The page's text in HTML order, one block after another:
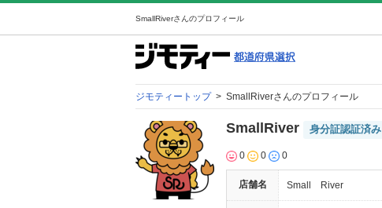
SmallRiverさんのプロフィール
ジモティートップ > SmallRiverさんのプロフィール
SmallRiver 身分証認証済み
0 0 0
店舗名 Small River